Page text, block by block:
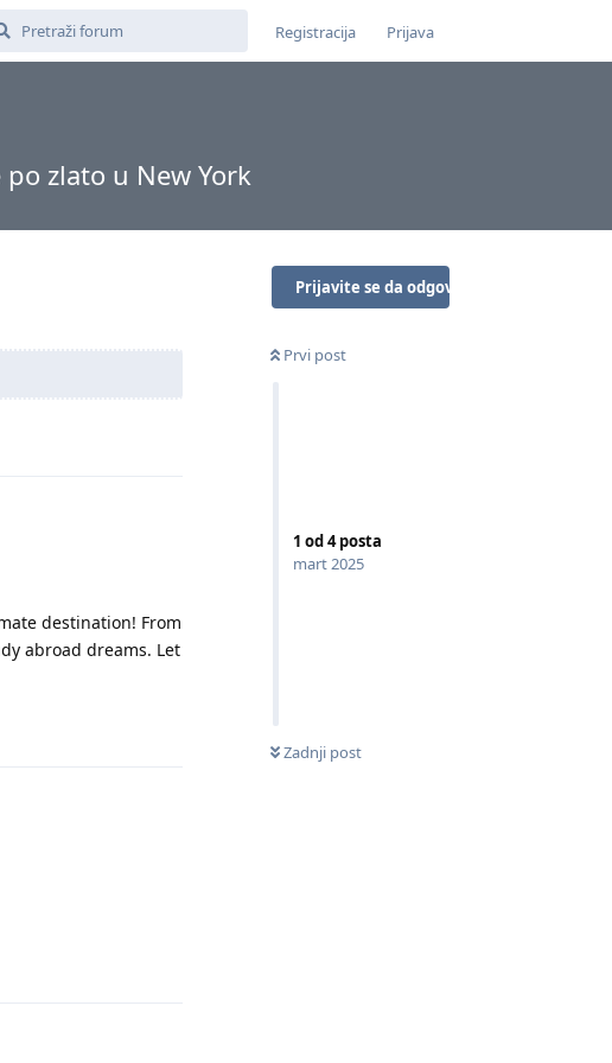
Registracija Prijava
zlato u New York
Prijavite se da odgovorite
Prvi post
1 od4posta
mart 2025
Zadnji post
destination! From
abroad dreams. Let